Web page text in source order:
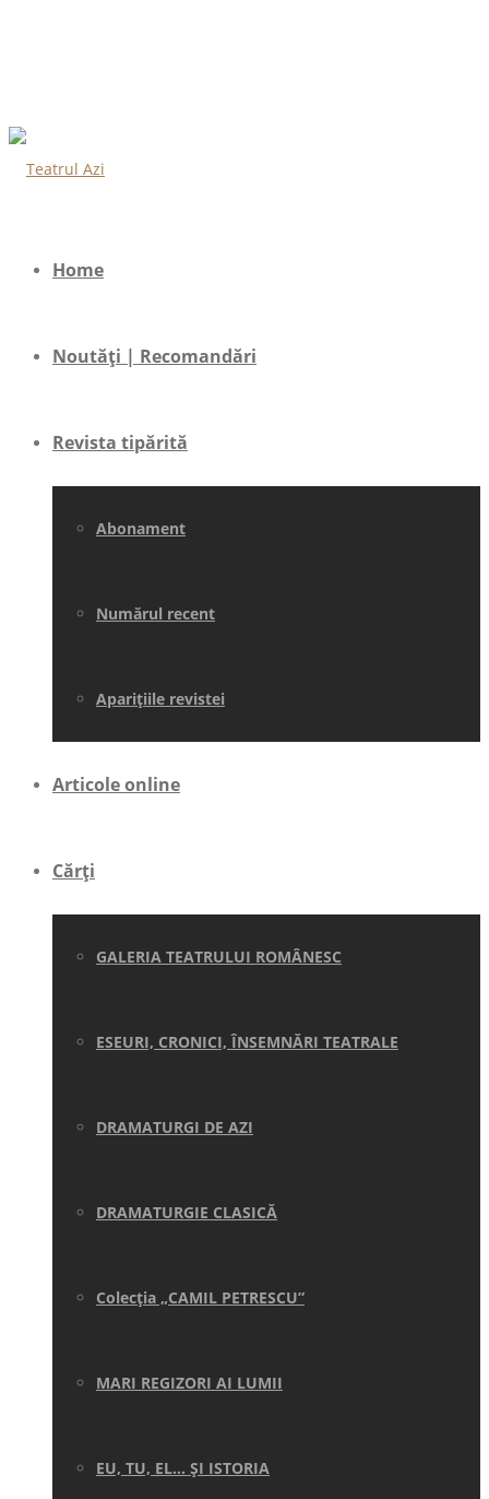
Home
Noutăți | Recomandări
Revista tipărită
Abonament
Numărul recent
Aparițiile revistei
Articole online
Cărți
GALERIA TEATRULUI ROMÂNESC
ESEURI, CRONICI, ÎNSEMNĂRI TEATRALE
DRAMATURGI DE AZI
DRAMATURGIE CLASICĂ
Colecţia „CAMIL PETRESCU”
MARI REGIZORI AI LUMII
EU, TU, EL… ŞI ISTORIA